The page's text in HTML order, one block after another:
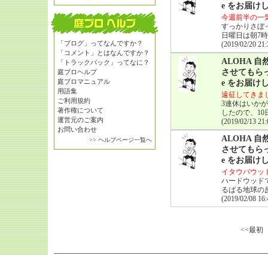
「ブログ」ってなんですか？
「コメント」とはなんですか？
「トラックバック」ってなに？
庭ブロヘルプ
庭ブロマニュアル
用語集
ご利用規約
著作権について
運営元のご案内
お問い合わせ
>> ヘルプページ一覧へ
e をお届け
今週前半の一
すっかりさぼ
日曜日は朝7
(2019/02/20
ALOHA 自
させてもら
e をお届け
遠征してきま
3連休はいか
したので、
(2019/02/13
ALOHA 自
させてもら
e をお届け
イタウバウッ
ハードウッド
るばる地球
(2019/02/08
<<最初